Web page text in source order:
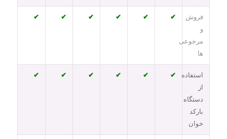
فروش
و
مرجوعی
ها
✔
✔
✔
✔
✔
✔
استفاده
از
دستگاه
بارکد
خوان
✔
✔
✔
✔
✔
✔